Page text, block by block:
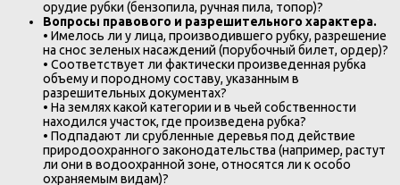
орудие рубки (бензопила, ручная пила, топор)?
Вопросы правового и разрешительного характера.
• Имелось ли у лица, производившего рубку, разрешение
на снос зеленых насаждений (порубочный билет, ордер)?
• Соответствует ли фактически произведенная рубка
объему и породному составу, указанным в
разрешительных документах?
• На землях какой категории и в чьей собственности
находился участок, где произведена рубка?
• Подпадают ли срубленные деревья под действие
природоохранного законодательства (например, растут
ли они в водоохранной зоне, относятся ли к особо
охраняемым видам)?